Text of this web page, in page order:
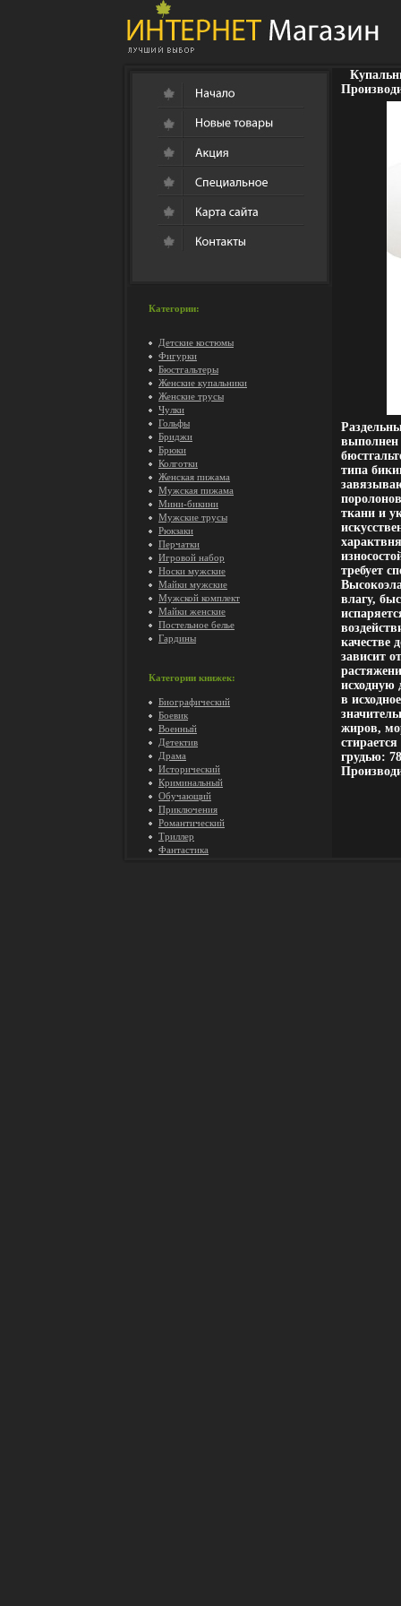
Категории:
Детские костюмы
Фигурки
Бюстгальтеры
Женские купальники
Женские трусы
Чулки
Гольфы
Бриджи
Брюки
Колготки
Женская пижама
Мужская пижама
Мини-бикини
Мужские трусы
Рюкзаки
Перчатки
Игровой набор
Носки мужские
Майки мужские
Мужской комплект
Майки женские
Постельное белье
Гардины
Категории книжек:
Биографический
Боевик
Военный
Детектив
Драма
Исторический
Криминальный
Обучающий
Приключения
Романтический
Триллер
Фантастика
выполнен
типа
ткани и
требует
влагу,
качестве
зависит
исходную
в
жиров,
грудью: